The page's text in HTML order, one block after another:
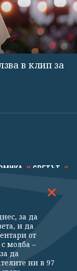
в клип за
СВЕТЪТ
КАЛЕЙДОСКОП
за да
и да
от
молба –
да
ни в 97